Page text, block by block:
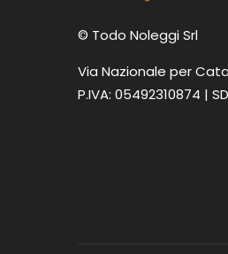
© Todo Noleggi Srl
Via Nazionale per
P.IVA: 05492310874 |